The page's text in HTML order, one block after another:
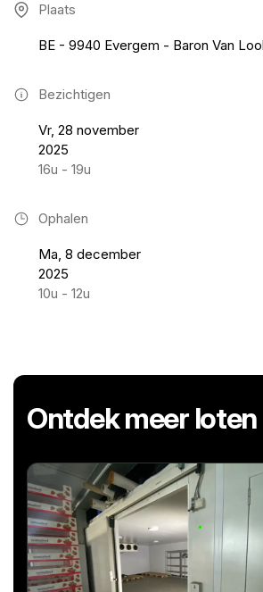
Plaats
BE - 9940 Evergem - Baron Van
Bezichtigen
Vr, 28 november
2025
16u - 19u
Ophalen
Ma, 8 december
2025
10u - 12u
Ontdek meer loten